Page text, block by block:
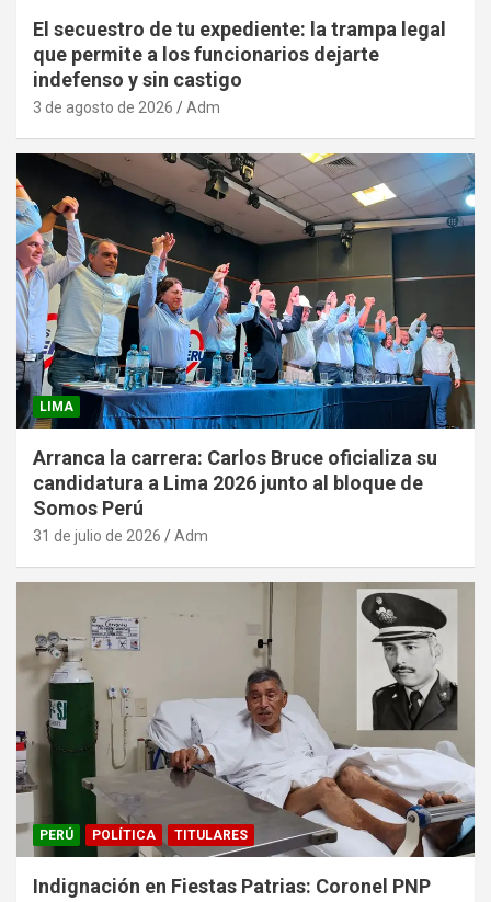
El secuestro de tu expediente: la trampa legal
que permite a los funcionarios dejarte
indefenso y sin castigo
3 de agosto de 2026 Adm
LIMA
Arranca la carrera: Carlos Bruce oficializa su
candidatura a Lima 2026 junto al bloque de
Somos Perú
31 de julio de 2026 Adm
PERÚ POLÍTICA TITULARES
Indignación en Fiestas Patrias: Coronel PNP